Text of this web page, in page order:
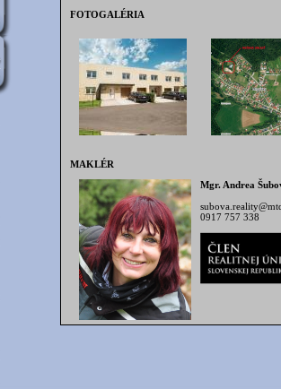
FOTOGALÉRIA
MAKLÉR
Mgr. Andrea
0917 757 338